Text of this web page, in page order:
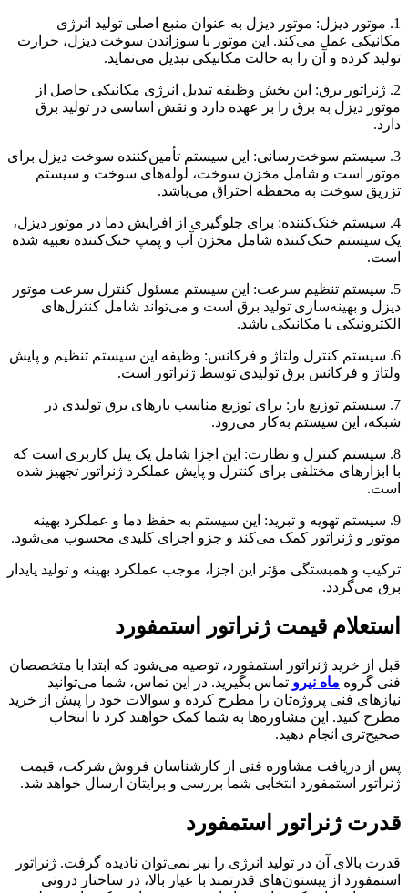
1. موتور دیزل: موتور دیزل به عنوان منبع اصلی تولید انرژی
مکانیکی عمل می‌کند. این موتور با سوزاندن سوخت دیزل، حرارت
تولید کرده و آن را به حالت مکانیکی تبدیل می‌نماید.
2. ژنراتور برق: این بخش وظیفه تبدیل انرژی مکانیکی حاصل از
موتور دیزل به برق را بر عهده دارد و نقش اساسی در تولید برق
دارد.
3. سیستم سوخت‌رسانی: این سیستم تأمین‌کننده سوخت دیزل برای
موتور است و شامل مخزن سوخت، لوله‌های سوخت و سیستم
تزریق سوخت به محفظه احتراق می‌باشد.
4. سیستم خنک‌کننده: برای جلوگیری از افزایش دما در موتور دیزل،
یک سیستم خنک‌کننده شامل مخزن آب و پمپ خنک‌کننده تعبیه شده
است.
5. سیستم تنظیم سرعت: این سیستم مسئول کنترل سرعت موتور
دیزل و بهینه‌سازی تولید برق است و می‌تواند شامل کنترل‌های
الکترونیکی یا مکانیکی باشد.
6. سیستم کنترل ولتاژ و فرکانس: وظیفه این سیستم تنظیم و پایش
ولتاژ و فرکانس برق تولیدی توسط ژنراتور است.
7. سیستم توزیع بار: برای توزیع مناسب بارهای برق تولیدی در
شبکه، این سیستم به‌کار می‌رود.
8. سیستم کنترل و نظارت: این اجزا شامل یک پنل کاربری است که
با ابزارهای مختلفی برای کنترل و پایش عملکرد ژنراتور تجهیز شده
است.
9. سیستم تهویه و تبرید: این سیستم به حفظ دما و عملکرد بهینه
موتور و ژنراتور کمک می‌کند و جزو اجزای کلیدی محسوب می‌شود.
ترکیب و همبستگی مؤثر این اجزا، موجب عملکرد بهینه و تولید پایدار
برق می‌گردد.
استعلام قیمت ژنراتور استمفورد
قبل از خرید ژنراتور استمفورد، توصیه می‌شود که ابتدا با متخصصان
فنی گروه ماه نیرو تماس بگیرید. در این تماس، شما می‌توانید
نیازهای فنی پروژه‌تان را مطرح کرده و سوالات خود را پیش از خرید
مطرح کنید. این مشاوره‌ها به شما کمک خواهند کرد تا انتخاب
صحیح‌تری انجام دهید.
پس از دریافت مشاوره فنی از کارشناسان فروش شرکت، قیمت
ژنراتور استمفورد انتخابی شما بررسی و برایتان ارسال خواهد شد.
قدرت ژنراتور استمفورد
قدرت بالای آن در تولید انرژی را نیز نمی‌توان نادیده گرفت. ژنراتور
استمفورد از پیستون‌های قدرتمند با عیار بالا، در ساختار درونی